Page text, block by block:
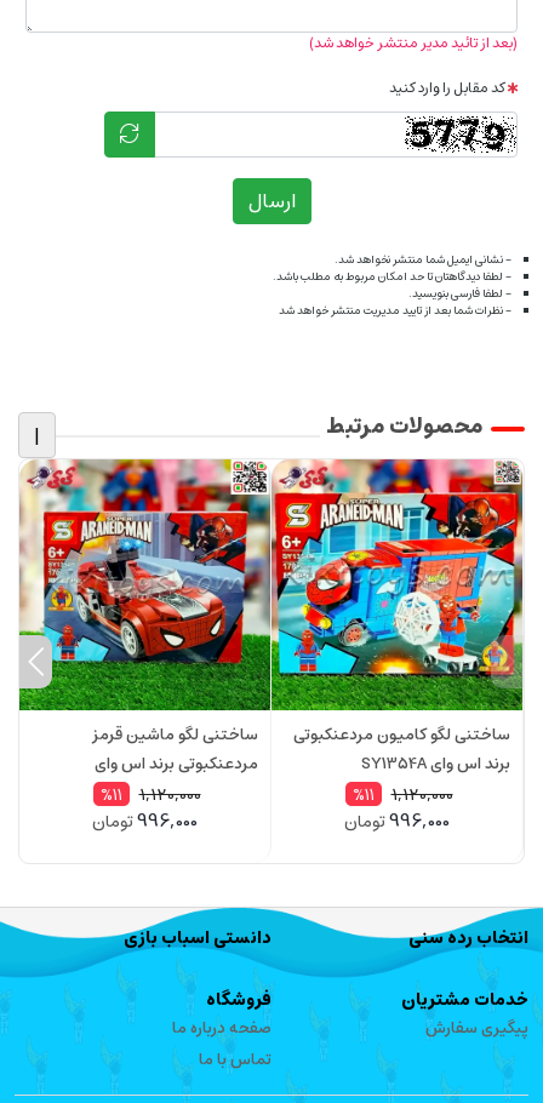
(بعد از تائید مدیر منتشر خواهد شد)
کد مقابل را وارد کنید
ارسال
- نشانی ایمیل شما منتشر نخواهد شد.
- لطفا دیدگاهتان تا حد امکان مربوط به مطلب باشد.
- لطفا فارسی بنویسید.
- نظرات شما بعد از تایید مدیریت منتشر خواهد شد
محصولات مرتبط |
ساختنی لگو کامیون مردعنکبوتی
برند اس وای SY1354A
1,120,000
%11
996,000تومان
ساختنی لگو ماشین قرمز
مردعنکبوتی برند اس وای
SY1354B
1,120,000
%11
996,000تومان
انتخاب رده سنی دانستی اسباب بازی
خدمات مشتریان
پیگیری سفارش
فروشگاه
صفحه درباره ما
تماس با ما